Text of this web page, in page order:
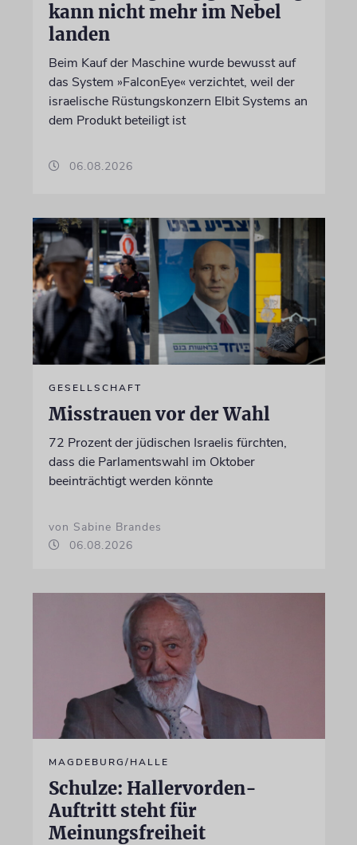
kann nicht mehr im Nebel
landen
Beim Kauf der Maschine wurde bewusst auf
das System »FalconEye« verzichtet, weil der
israelische Rüstungskonzern Elbit Systems an
dem Produkt beteiligt ist
06.08.2026
GESELLSCHAFT
Misstrauen vor der Wahl
72 Prozent der jüdischen Israelis fürchten,
dass die Parlamentswahl im Oktober
beeinträchtigt werden könnte
von Sabine Brandes
06.08.2026
MAGDEBURG/HALLE
Schulze: Hallervorden-
Auftritt steht für
Meinungsfreiheit